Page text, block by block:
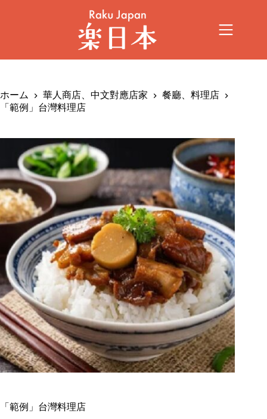
ホーム 華人商店、中文對應店家
餐廳、料理店
「範例」台灣料理店
「範例」台灣料理店